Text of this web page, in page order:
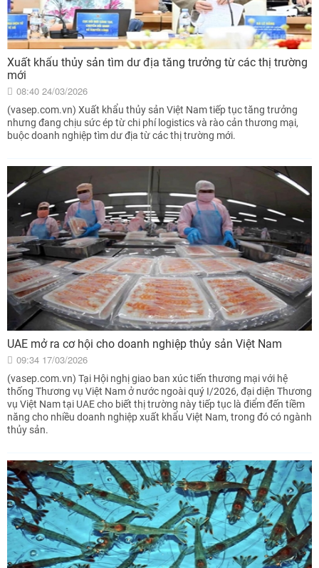
Xuất khẩu thủy sản tìm dư địa tăng trưởng từ các thị trường
mới
08:40 24/03/2026
(vasep.com.vn) Xuất khẩu thủy sản Việt Nam tiếp tục tăng trưởng
nhưng đang chịu sức ép từ chi phí logistics và rào cản thương mại,
buộc doanh nghiệp tìm dư địa từ các thị trường mới.
UAE mở ra cơ hội cho doanh nghiệp thủy sản Việt Nam
09:34 17/03/2026
(vasep.com.vn) Tại Hội nghị giao ban xúc tiến thương mại với hệ
thống Thương vụ Việt Nam ở nước ngoài quý I/2026, đại diện Thương
vụ Việt Nam tại UAE cho biết thị trường này tiếp tục là điểm đến tiềm
năng cho nhiều doanh nghiệp xuất khẩu Việt Nam, trong đó có ngành
thủy sản.